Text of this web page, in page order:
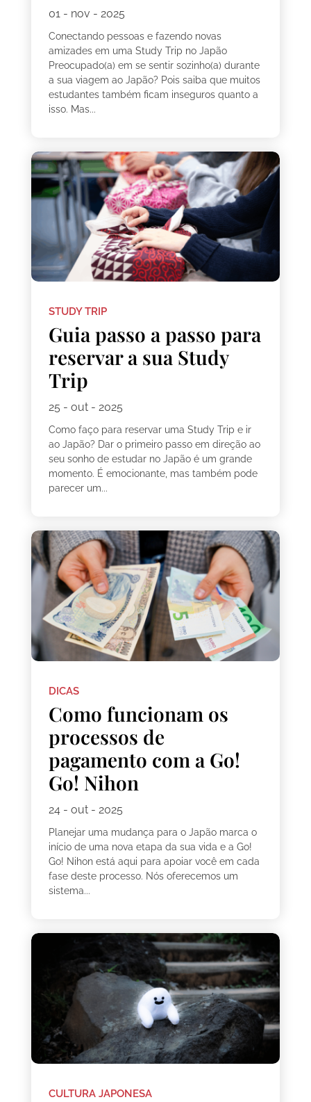
01 - nov - 2025
Conectando pessoas e fazendo novas
amizades em uma Study Trip no Japão
Preocupado(a) em se sentir sozinho(a) durante
a sua viagem ao Japão? Pois saiba que muitos
estudantes também ficam inseguros quanto a
isso. Mas...
STUDY TRIP
Guia passo a passo para
reservar a sua Study
Trip
25 - out - 2025
Como faço para reservar uma Study Trip e ir
ao Japão? Dar o primeiro passo em direção ao
seu sonho de estudar no Japão é um grande
momento. É emocionante, mas também pode
parecer um...
DICAS
Como funcionam os
processos de
pagamento com a Go!
Go! Nihon
24 - out - 2025
Planejar uma mudança para o Japão marca o
início de uma nova etapa da sua vida e a Go!
Go! Nihon está aqui para apoiar você em cada
fase deste processo. Nós oferecemos um
sistema...
CULTURA JAPONESA